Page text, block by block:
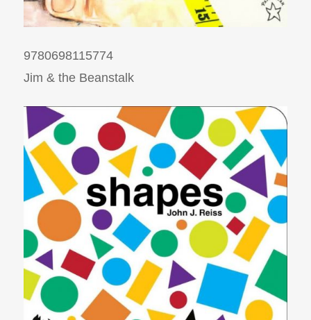
9780698115774
Jim & the Beanstalk